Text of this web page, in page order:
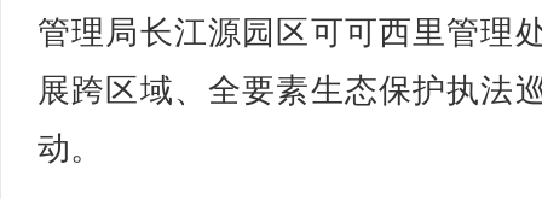
管理局长江源园区可可西里管理
展跨区域、全要素生态保护执法
动。